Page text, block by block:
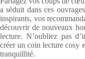
a séduit dans ces
inspirants, vos
découvrir de nouveaux
lecture. N’oubliez pas
créer un coin lecture cosy
tranquillité.